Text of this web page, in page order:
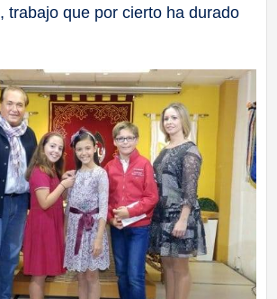
, trabajo que por cierto ha durado